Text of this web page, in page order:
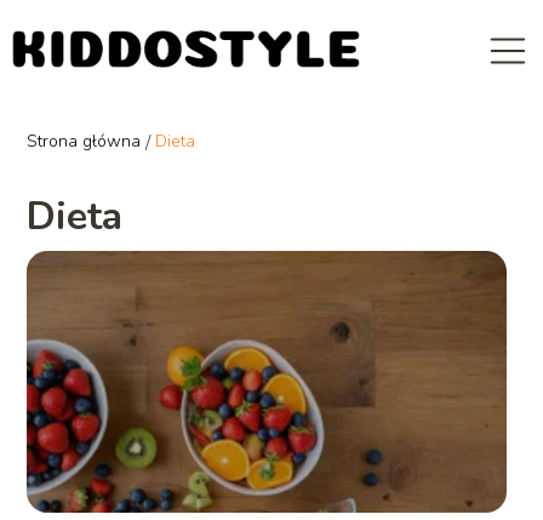
Strona główna / Dieta
Dieta